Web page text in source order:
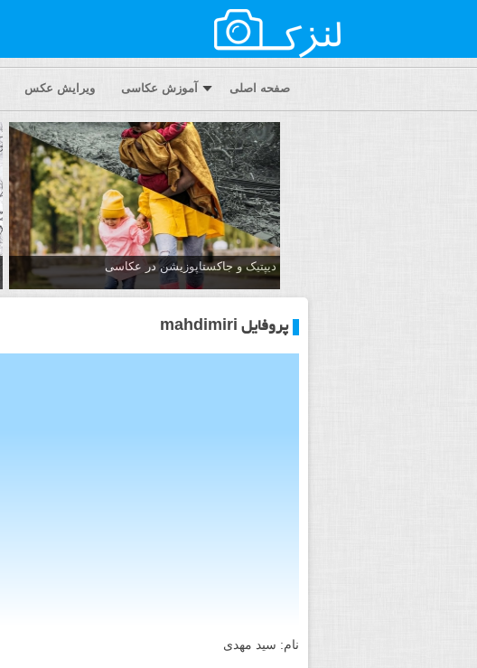
صفحه اصلی آموزش عکاسی ویرایش عکس
دیپتیک و جاکستا‌پوزیشن در عکاسی
پروفایل mahdimiri
نام: سید مهدی